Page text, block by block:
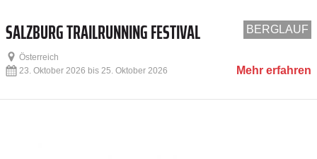
BERGLAUF
SALZBURG TRAILRUNNING FESTIVAL
Österreich
Mehr erfahren
23. Oktober 2026 bis 25. Oktober 2026